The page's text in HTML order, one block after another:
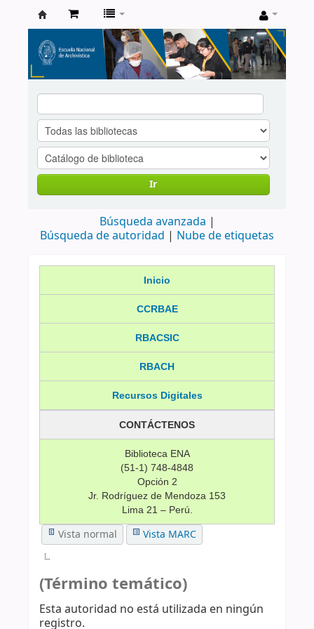
Catálogo
de
Biblioteca
ENA
Ir
Búsqueda avanzada
Búsqueda de autoridad
Nube de etiquetas
Inicio
CCRBAE
RBACSIC
RBACH
Recursos Digitales
CONTÁCTENOS
Biblioteca ENA
(51-1) 748-4848
Opción 2
Jr. Rodríguez de Mendoza 153
Lima 21 – Perú.
Vista normal Vista MARC
(Término temático)
Esta autoridad no está utilizada en ningún
registro.